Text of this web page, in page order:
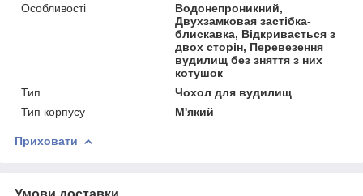
Особливості
Водонепроникний,
Двухзамковая застібка-
блискавка, Відкривається з
двох сторін, Перевезення
вудилищ без зняття з них
котушок
Тип
Чохол для вудилищ
Тип корпусу
М'який
Приховати